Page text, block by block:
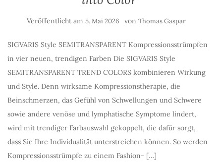
Veröffentlicht am 5. Mai 2026 von Thomas Gaspar
SIGVARIS Style SEMITRANSPARENT Kompressionsstrümpfen
in vier neuen, trendigen Farben Die SIGVARIS Style
SEMITRANSPARENT TREND COLORS kombinieren Wirkung
und Style. Denn wirksame Kompressionstherapie, die
Beinschmerzen, das Gefühl von Schwellungen und Schwere
sowie andere venöse und lymphatische Symptome lindert,
wird mit trendiger Farbauswahl gekoppelt, die dafür sorgt,
dass Sie Ihre Individualität unterstreichen können. So werden
Kompressionsstrümpfe zu einem Fashion- […]